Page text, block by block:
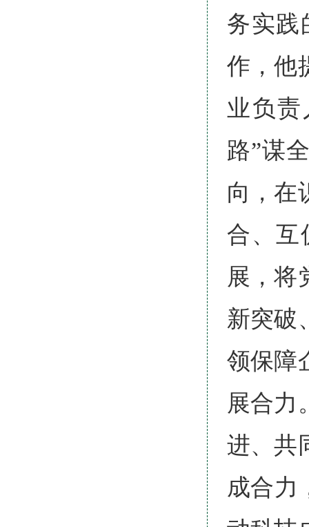
务实践
作，他
业负责
路”谋
向，在
合、互
展，将
新突破
领保障
展合力
进、共
成合力